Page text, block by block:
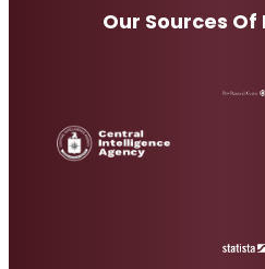
Our Sources